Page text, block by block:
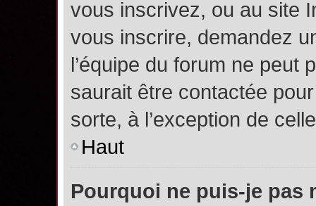
vous inscrivez, ou au site
vous inscrire, demandez
l’équipe du forum ne peut
saurait être contactée
sorte, à l’exception de
Haut
Pourquoi ne puis-je pas